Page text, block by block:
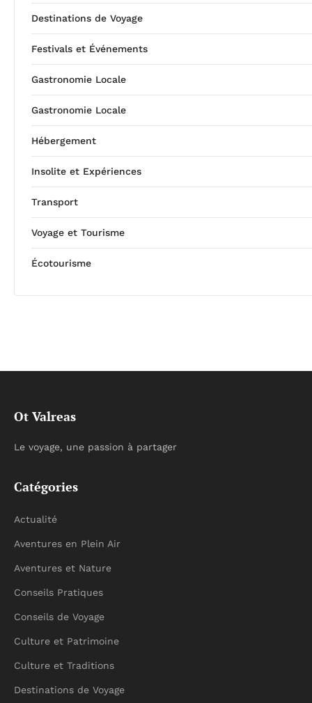
Destinations de Voyage
Festivals et Événements
Gastronomie Locale
Gastronomie Locale
Hébergement
Insolite et Expériences
Transport
Voyage et Tourisme
Écotourisme
Ot Valreas
Le voyage, une passion à partager
Catégories
Actualité
Aventures en Plein Air
Aventures et Nature
Conseils Pratiques
Conseils de Voyage
Culture et Patrimoine
Culture et Traditions
Destinations de Voyage